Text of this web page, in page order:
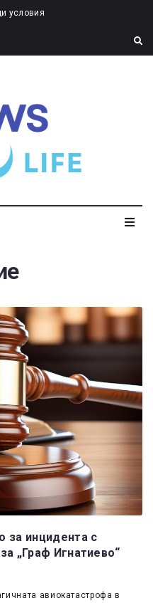
условия
за инцидента с
„Граф Игнатиево“
авиокатастрофа в